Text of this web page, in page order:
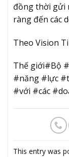
đồng thời gửi
ràng đến các
Theo Vision
Thế giới#Bộ
#năng #lực
#với #các
This entry was